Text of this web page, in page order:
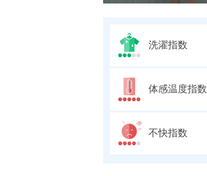
洗濯指数
体感温度指数
不快指数